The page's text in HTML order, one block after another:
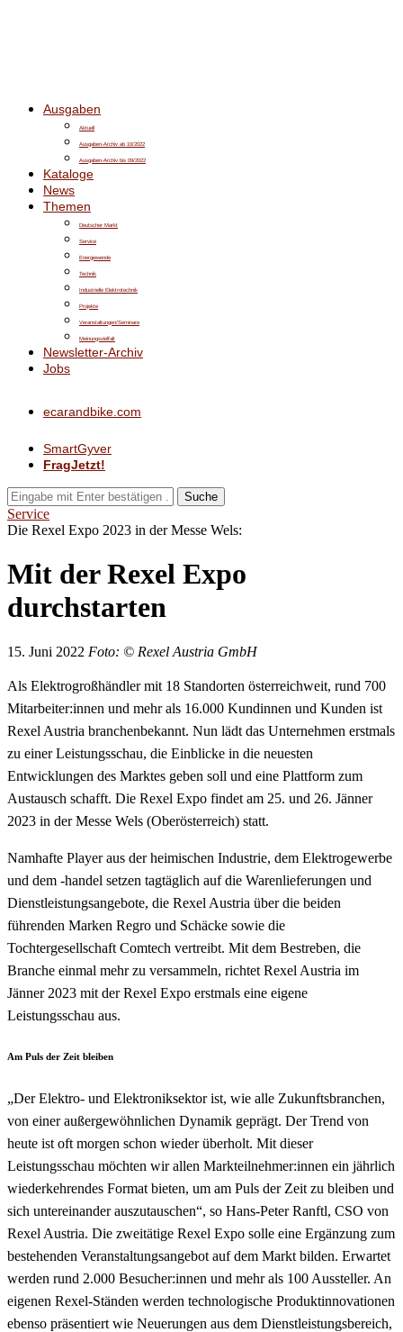
Ausgaben
Aktuell
Ausgaben-Archiv ab 10/2022
Ausgaben-Archiv bis 09/2022
Kataloge
News
Themen
Deutscher Markt
Service
Energiewende
Technik
Industrielle Elektrotechnik
Projekte
Veranstaltungen/Seminare
Meinungsvielfalt
Newsletter-Archiv
Jobs
ecarandbike.com
SmartGyver
FragJetzt!
Suche
Service
Die Rexel Expo 2023 in der Messe Wels:
Mit der Rexel Expo
durchstarten
15. Juni 2022 Foto: © Rexel Austria GmbH
Als Elektrogroßhändler mit 18 Standorten österreichweit, rund 700
Mitarbeiter:innen und mehr als 16.000 Kundinnen und Kunden ist
Rexel Austria branchenbekannt. Nun lädt das Unternehmen erstmals
zu einer Leistungsschau, die Einblicke in die neuesten
Entwicklungen des Marktes geben soll und eine Plattform zum
Austausch schafft. Die Rexel Expo findet am 25. und 26. Jänner
2023 in der Messe Wels (Oberösterreich) statt.
Namhafte Player aus der heimischen Industrie, dem Elektrogewerbe
und dem -handel setzen tagtäglich auf die Warenlieferungen und
Dienstleistungsangebote, die Rexel Austria über die beiden
führenden Marken Regro und Schäcke sowie die
Tochtergesellschaft Comtech vertreibt. Mit dem Bestreben, die
Branche einmal mehr zu versammeln, richtet Rexel Austria im
Jänner 2023 mit der Rexel Expo erstmals eine eigene
Leistungsschau aus.
Am Puls der Zeit bleiben
„Der Elektro- und Elektroniksektor ist, wie alle Zukunftsbranchen,
von einer außergewöhnlichen Dynamik geprägt. Der Trend von
heute ist oft morgen schon wieder überholt. Mit dieser
Leistungsschau möchten wir allen Markteilnehmer:innen ein jährlich
wiederkehrendes Format bieten, um am Puls der Zeit zu bleiben und
sich untereinander auszutauschen“, so Hans-Peter Ranftl, CSO von
Rexel Austria. Die zweitätige Rexel Expo solle eine Ergänzung zum
bestehenden Veranstaltungsangebot auf dem Markt bilden. Erwartet
werden rund 2.000 Besucher:innen und mehr als 100 Aussteller. An
eigenen Rexel-Ständen werden technologische Produktinnovationen
ebenso präsentiert wie Neuerungen aus dem Dienstleistungsbereich,